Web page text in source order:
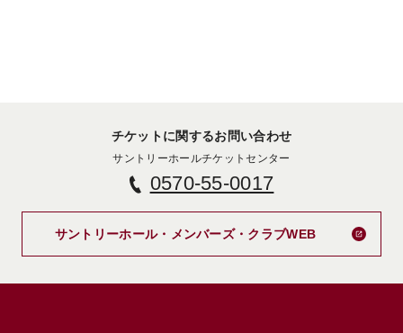
チケットに関するお問い合わせ
サントリーホールチケットセンター
0570-55-0017
サントリーホール・メンバーズ・クラブWEB